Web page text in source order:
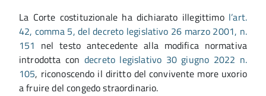
La Corte costituzionale ha dichiarato illegittimo l’art.
42, comma 5, del decreto legislativo 26 marzo 2001, n.
151 nel testo antecedente alla modifica normativa
introdotta con decreto legislativo 30 giugno 2022 n.
105, riconoscendo il diritto del convivente more uxorio
a fruire del congedo straordinario.